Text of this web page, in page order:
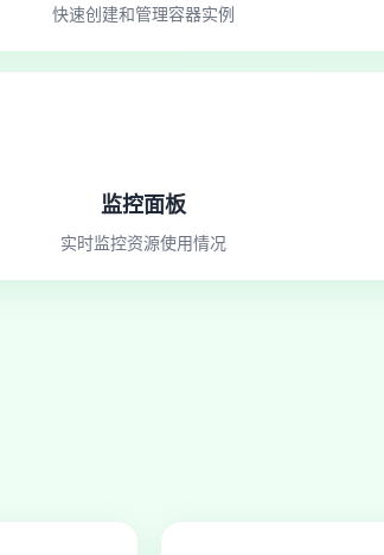
快速创建和管理容器实例
监控面板
实时监控资源使用情况